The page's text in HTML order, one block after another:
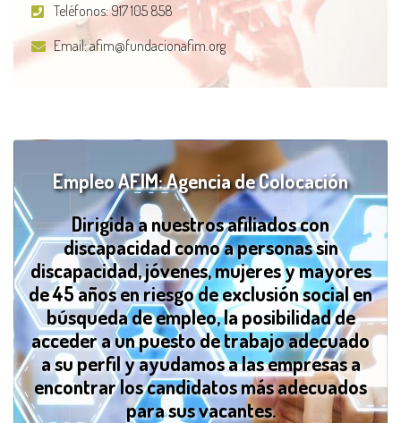
Teléfonos:917 105 858
Email:afim@fundacionafim.org
Empleo AFIM: Agencia de Colocación
Dirigida a nuestros afiliados con
discapacidad como a personas sin
discapacidad, jóvenes, mujeres y mayores
de 45 años en riesgo de exclusión social en
búsqueda de empleo, la posibilidad de
acceder a un puesto de trabajo adecuado
a su perfil y ayudamos a las empresas a
encontrar los candidatos más adecuados
para sus vacantes.